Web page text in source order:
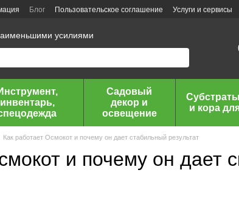
Блог Пользовательское соглашение Услуги и сервисы
усилиями
инвентарь,
Садовый
декор и
освещение
и кора
Как работает Осмокот и почему он дает стабильный результат
и почему он дает